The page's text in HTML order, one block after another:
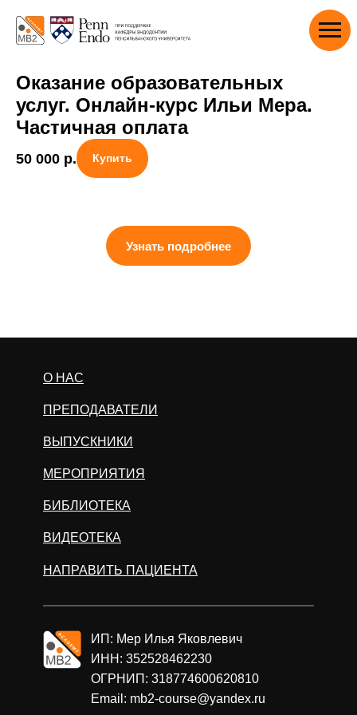
Оказание образовательных
услуг. Онлайн-курс Ильи Мера.
Частичная оплата
50 000 р. Купить
Узнать подробнее
О НАС
ПРЕПОДАВАТЕЛИ
МЕРОПРИЯТИЯ
ВИДЕОТЕКА
БИБЛИОТЕКА
НАПРАВИТЬ ПАЦИЕНТА
ИП: Мер Илья Яковлевич
ИНН: 352528462230
ОГРНИП: 318774600620810
Email: mb2-course@yandex.ru
ВЫПУСКНИКИ